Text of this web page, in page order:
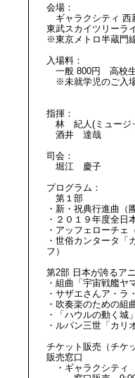
会場：
ギャラクシティ 西
東武スカイツリーラ
※東京メトロ半蔵門
入場料：
一般 800円 高校生
※未就学児のご入
指揮：
林 紀人(ミュージ
酒井 達哉
司会：
堀江 慶子
プログラム：
第１部
・新・祝典行進曲（
・２０１９年度全日
・アッフェローチェ
・世俗カンタータ「
フ）
第2部 日本が誇るア
・組曲「宇宙戦艦ヤ
・サザエさんア・ラ
・吹奏楽のための組
・「ハウルの動く城
・ルパン三世「カリ
チケット販売（チケ
販売窓口
・ギャラクシティ